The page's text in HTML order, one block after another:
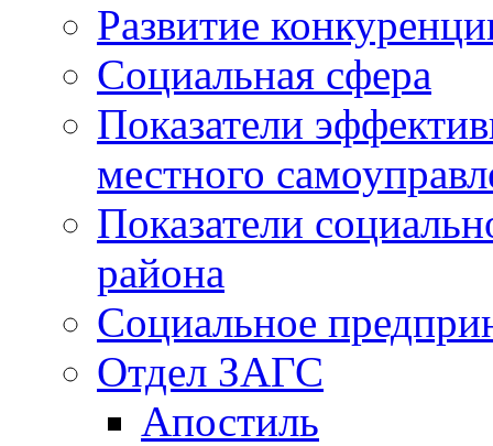
Развитие
Социальная сфера
Показатели
местного
Показатели
района
Социальное
Отдел ЗАГС
Апостиль